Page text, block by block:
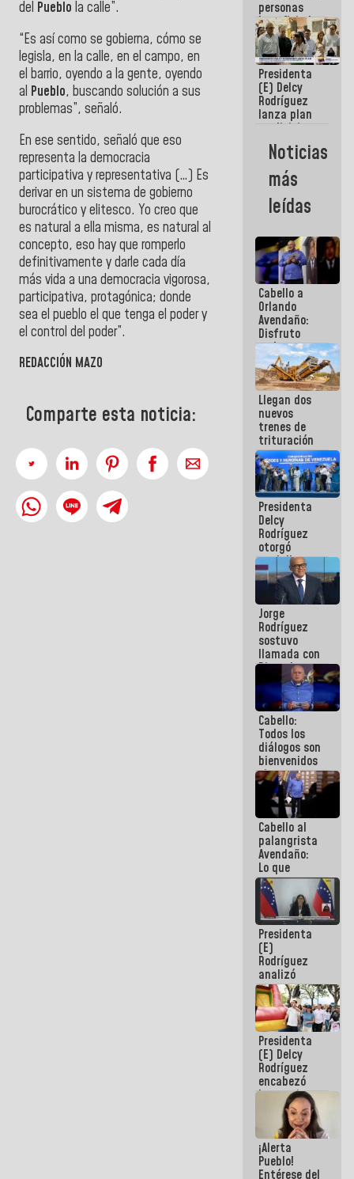
del Pueblo la calle”.
“Es así como se gobierna, cómo se
legisla, en la calle, en el campo, en
el barrio, oyendo a la gente, oyendo
al Pueblo, buscando solución a sus
problemas”, señaló.
En ese sentido, señaló que eso
representa la democracia
participativa y representativa (…) Es
derivar en un sistema de gobierno
burocrático y elitesco. Yo creo que
es natural a ella misma, es natural al
concepto, eso hay que romperlo
definitivamente y darle cada día
más vida a una democracia vigorosa,
participativa, protagónica; donde
sea el pueblo el que tenga el poder y
el control del poder”.
REDACCIÓN MAZO
Comparte esta noticia:
personas
beneficiadas
con planes
para
atención de
emergencia
sísmica en
la última
semana
Presidenta
(E) Delcy
Rodríguez
lanza plan
crediticio
con subsidio
a Juntas de
Condominio
Noticias
más
leídas
Cabello a
Orlando
Avendaño:
Disfruto
cada vez
que escribes
porque lo
que haces
es
embarrarla
Llegan dos
nuevos
trenes de
trituración
para
optimizar
manejo de
escombros
en La Guaira
Presidenta
Delcy
Rodríguez
otorgó
medalla
"Héroe de
Venezuela"
a servidores
públicos
Jorge
Rodríguez
sostuvo
llamada con
Dinorah
Figuera y
acuerdan
primer
encuentro
presencial
para el
diálogo
Cabello:
Todos los
diálogos son
bienvenidos
siempre que
estén en el
marco de la
Constitución
de la
República
Cabello al
palangrista
Avendaño:
Lo que
vayas a
escribir
hazlo hoy
por que no
sabemos si
la semana
que viene
hay
programa
Presidenta
(E)
Rodríguez
analizó
junto a
gobernadores
planes de
recuperación
del Sistema
Eléctrico
Nacional
Presidenta
(E) Delcy
Rodríguez
encabezó
lanzamiento
del Plan
Nacional de
Recreación
Vacacional
¡Alerta
Pueblo!
Entérese del